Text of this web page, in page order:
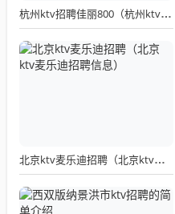
杭州ktv招聘佳丽800（杭州ktv招聘佳丽1000）
北京ktv麦乐迪招聘（北京ktv麦乐迪招聘信息）